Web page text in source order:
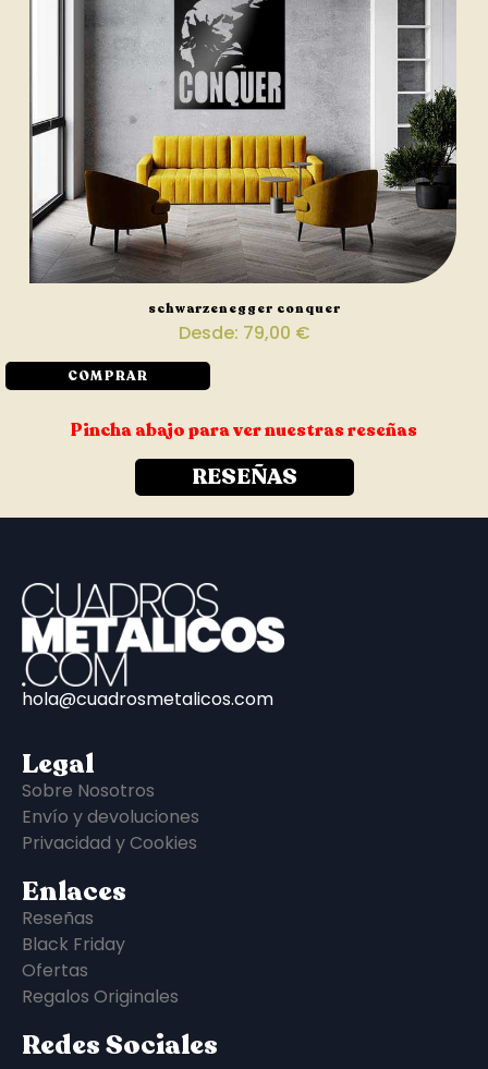
schwarzenegger conquer
Desde: 79,00 €
COMPRAR
Pincha abajo para ver nuestras reseñas
RESEÑAS
hola@cuadrosmetalicos.com
Legal
Sobre Nosotros
Envío y devoluciones
Privacidad y Cookies
Enlaces
Reseñas
Black Friday
Ofertas
Regalos Originales
Redes Sociales